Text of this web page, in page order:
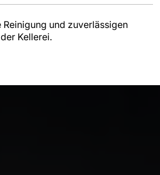
und zuverlässigen
Kellerei.